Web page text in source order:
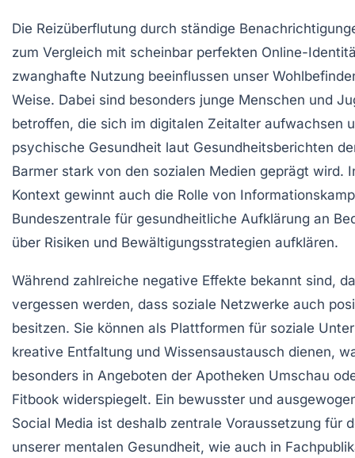
Die Reizüberflutung durch ständige
zum Vergleich mit scheinbar perfekten Online-
zwanghafte Nutzung beeinflussen unser
Weise. Dabei sind besonders junge Menschen und
betroffen, die sich im digitalen Zeitalter aufwachsen
psychische Gesundheit laut Gesundheitsberichten
Barmer stark von den sozialen Medien geprägt wird.
Kontext gewinnt auch die Rolle von
Bundeszentrale für gesundheitliche Aufklärung an
über Risiken und Bewältigungsstrategien aufklären.
Während zahlreiche negative Effekte bekannt sind,
vergessen werden, dass soziale Netzwerke auch
besitzen. Sie können als Plattformen für soziale
kreative Entfaltung und Wissensaustausch dienen,
besonders in Angeboten der Apotheken Umschau
Fitbook widerspiegelt. Ein bewusster und
Social Media ist deshalb zentrale Voraussetzung für
unserer mentalen Gesundheit, wie auch in